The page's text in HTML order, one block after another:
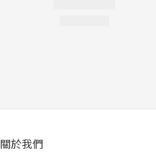
關於我們